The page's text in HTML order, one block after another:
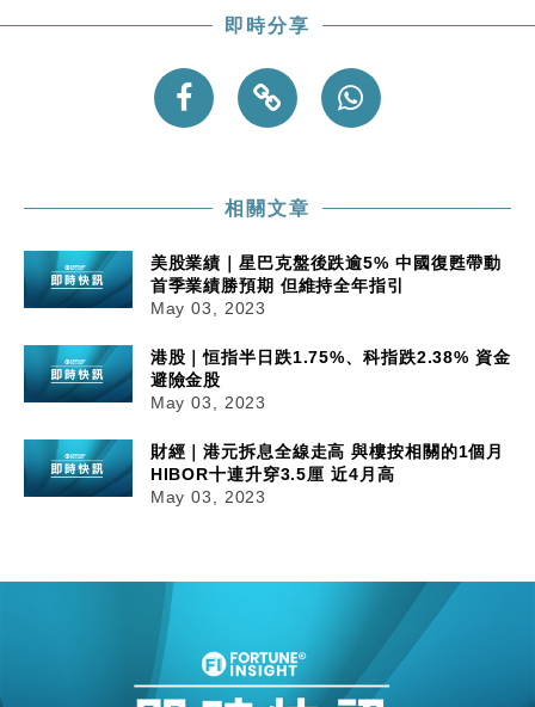
即時分享
相關文章
美股業績｜星巴克盤後跌逾5% 中國復甦帶動
首季業績勝預期 但維持全年指引
May 03, 2023
港股｜恒指半日跌1.75%、科指跌2.38% 資金
避險金股
May 03, 2023
財經｜港元拆息全線走高 與樓按相關的1個月
HIBOR十連升穿3.5厘 近4月高
May 03, 2023